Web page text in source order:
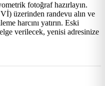
fotoğraf hazırlayın.
üzerinden randevu alın ve
harcını yatırın. Eski
verilecek, yenisi adresinize